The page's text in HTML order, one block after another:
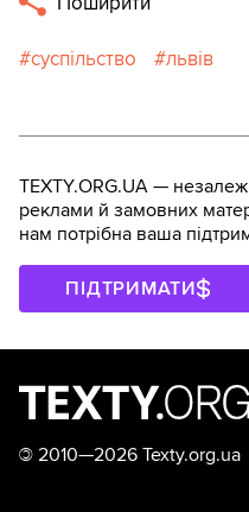
суспільство львів
TEXTY.ORG.UA —
реклами й замовних
нам потрібна ваша
ПІДТРИМАТИ
© 2010—2026 Texty.org.ua